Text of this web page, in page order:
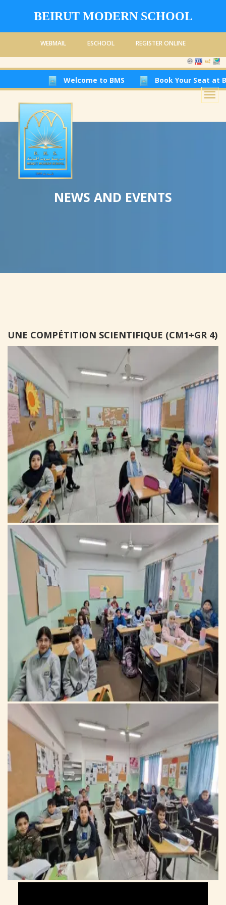
BEIRUT MODERN SCHOOL
WEBMAIL ESCHOOL REGISTER ONLINE
Welcome to BMS Book Your Seat at
NEWS AND EVENTS
UNE COMPÉTITION SCIENTIFIQUE (CM1+GR 4)